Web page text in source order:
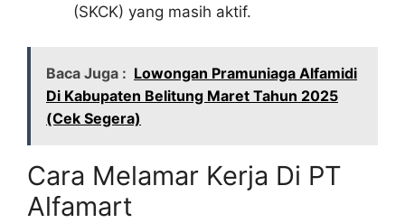
(SKCK) yang masih aktif.
Baca Juga : Lowongan Pramuniaga Alfamidi
Di Kabupaten Belitung Maret Tahun 2025
(Cek Segera)
Cara Melamar Kerja Di PT
Alfamart